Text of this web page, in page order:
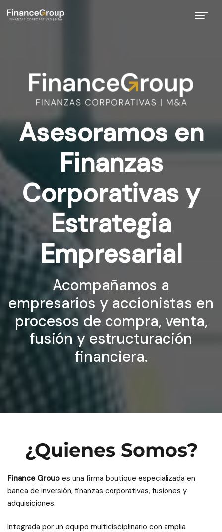
Asesoramos en
Finanzas
Corporativas y
Estrategia
Empresarial
Acompañamos a
empresarios y accionistas en
procesos de compra, venta,
fusión y estructuración
financiera.
¿Quienes Somos?
Finance Group es una firma boutique especializada en
banca de inversión, finanzas corporativas, fusiones y
adquisiciones.
Integrada por un equipo multidisciplinario con amplia